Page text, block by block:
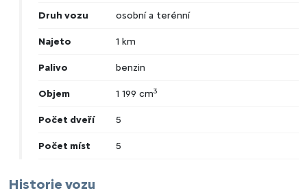
Druh vozu osobní a terénní
Najeto 1 km
Palivo benzin
Objem 1 199 cm3
Počet dveří 5
Počet míst 5
Historie vozu